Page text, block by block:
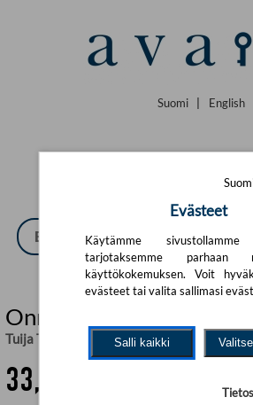
Suomi English
Onnen asioita (selkokirja)
Tuija Takala
33,02 €
Evästeet
Käytämme sivustollamme
tarjotaksemme parhaan
käyttökokemuksen. Voit
evästeet tai valita sallimasi
Salli kaikki